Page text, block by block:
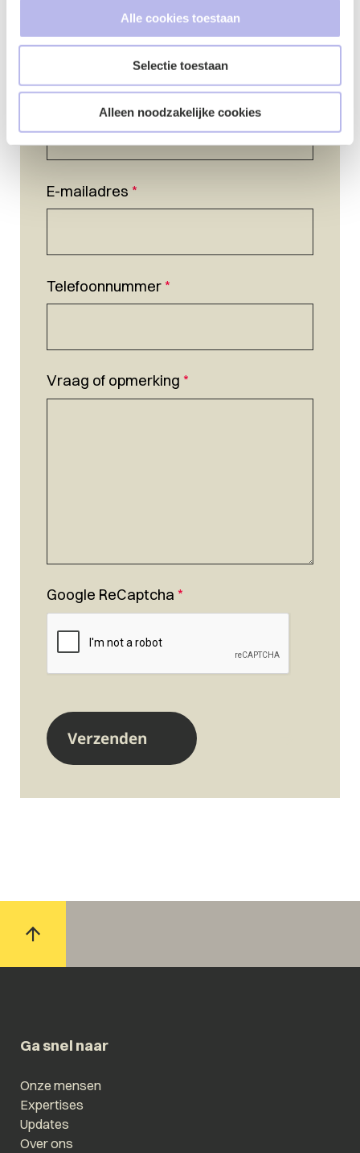
Alle cookies toestaan
Selectie toestaan
Alleen noodzakelijke cookies
Naam*
E-mailadres *
Telefoonnummer*
Vraag of opmerking *
Google ReCaptcha *
Ga snel naar
Onze mensen
Expertises
Updates
Over ons